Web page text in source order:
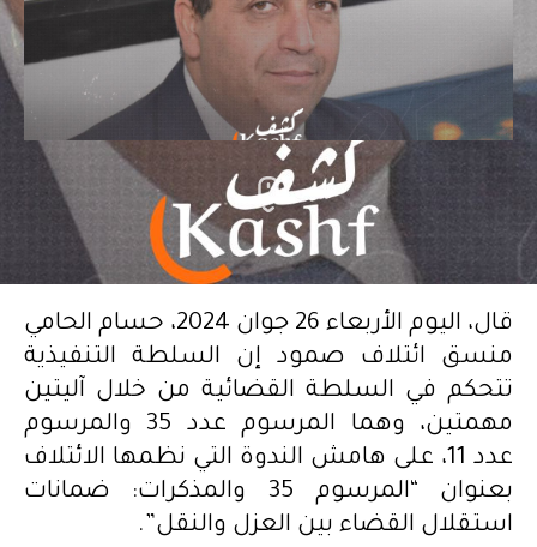
قال، اليوم الأربعاء 26 جوان 2024، حسام الحامي
منسق ائتلاف صمود إن السلطة التنفيذية
تتحكم في السلطة القضائية من خلال آليتين
مهمتين، وهما المرسوم عدد 35 والمرسوم
عدد 11، على هامش الندوة التي نظمها الائتلاف
بعنوان “المرسوم 35 والمذكرات: ضمانات
استقلال القضاء بين العزل والنقل”.